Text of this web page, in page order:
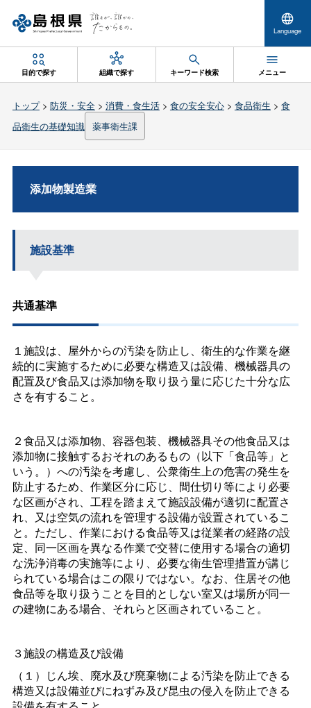
Language
目的で探す 組織で探す キーワード検索 メニュー
トップ> 防災・安全> 消費・食生活> 食の安全安心> 食品衛生 > 食
品衛生の基礎知識 薬事衛生課
添加物製造業
施設基準
共通基準
１施設は、屋外からの汚染を防止し、衛生的な作業を継
続的に実施するために必要な構造又は設備、機械器具の
配置及び食品又は添加物を取り扱う量に応じた十分な広
さを有すること。
２食品又は添加物、容器包装、機械器具その他食品又は
添加物に接触するおそれのあるもの（以下「食品等」と
いう。）への汚染を考慮し、公衆衛生上の危害の発生を
防止するため、作業区分に応じ、間仕切り等により必要
な区画がされ、工程を踏まえて施設設備が適切に配置さ
れ、又は空気の流れを管理する設備が設置されているこ
と。ただし、作業における食品等又は従業者の経路の設
定、同一区画を異なる作業で交替に使用する場合の適切
な洗浄消毒の実施等により、必要な衛生管理措置が講じ
られている場合はこの限りではない。なお、住居その他
食品等を取り扱うことを目的としない室又は場所が同一
の建物にある場合、それらと区画されていること。
３施設の構造及び設備
（１）じん埃、廃水及び廃棄物による汚染を防止できる
構造又は設備並びにねずみ及び昆虫の侵入を防止できる